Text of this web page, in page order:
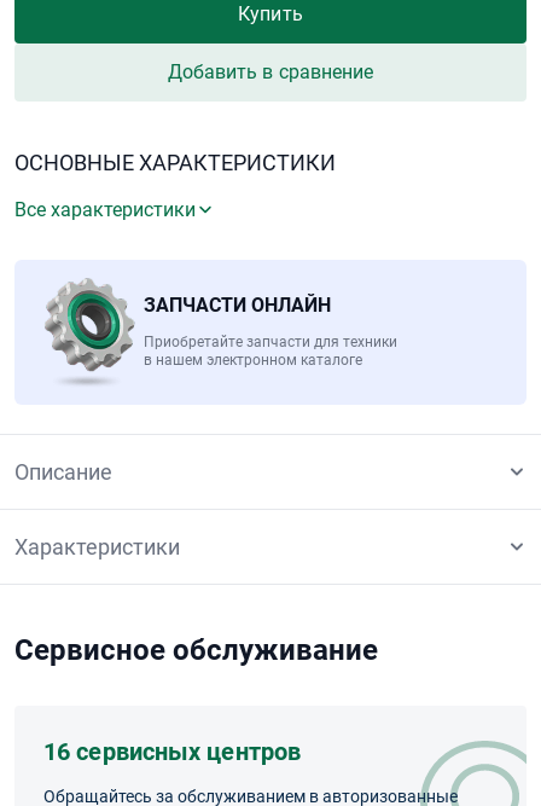
Купить
Добавить в сравнение
ОСНОВНЫЕ ХАРАКТЕРИСТИКИ
Все характеристики
ЗАПЧАСТИ ОНЛАЙН
Приобретайте запчасти для техники
в нашем электронном каталоге
Описание
Характеристики
Сервисное обслуживание
16 сервисных центров
Обращайтесь за обслуживанием в авторизованные